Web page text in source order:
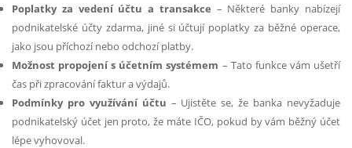
Poplatky za vedení účtu a transakce – Některé banky nabízejí
podnikatelské účty zdarma, jiné si účtují poplatky za běžné operace,
jako jsou příchozí nebo odchozí platby.
Možnost propojení s účetním systémem – Tato funkce vám ušetří
čas při zpracování faktur a výdajů.
Podmínky pro využívání účtu – Ujistěte se, že banka nevyžaduje
podnikatelský účet jen proto, že máte IČO, pokud by vám běžný účet
lépe vyhovoval.